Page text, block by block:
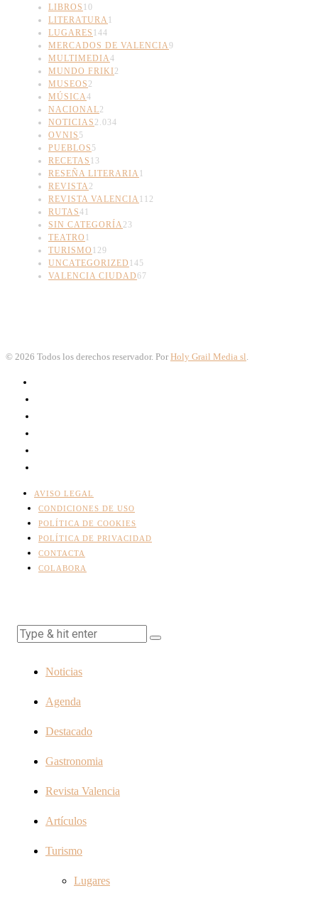
LIBROS 10
LITERATURA1
LUGARES 144
MERCADOS DE VALENCIA9
MULTIMEDIA4
MUNDO FRIKI2
MUSEOS 2
MÚSICA4
NACIONAL2
NOTICIAS 2.034
OVNIS 5
PUEBLOS 5
RECETAS 13
RESEÑA LITERARIA1
REVISTA2
REVISTA VALENCIA112
RUTAS41
SIN CATEGORÍA23
TEATRO 1
TURISMO 129
UNCATEGORIZED 145
VALENCIA CIUDAD67
© 2026 Todos los derechos reservador. Por Holy Grail Media sl
AVISO LEGAL
CONDICIONES DE USO
POLÍTICA DE COOKIES
POLÍTICA DE PRIVACIDAD
CONTACTA
COLABORA
Noticias
Agenda
Destacado
Gastronomia
Revista Valencia
Artículos
Turismo
Lugares